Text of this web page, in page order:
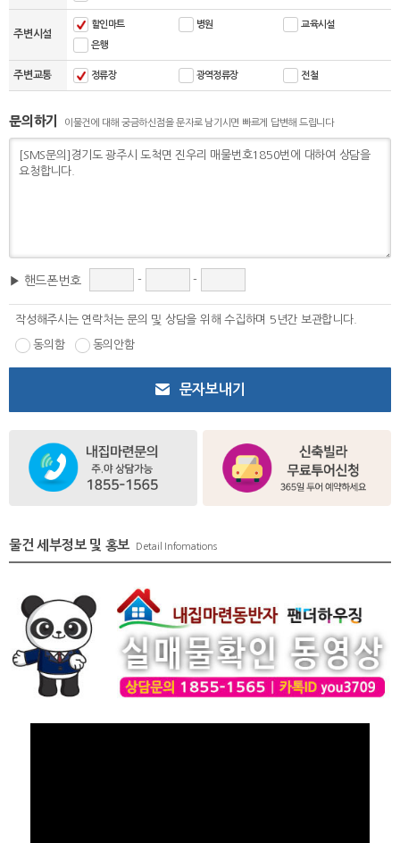
주변시설
할인마트 병원 교육시설
은행
주변교통 정류장 광역정류장 전철
문의하기 이물건에 대해 궁금하신점을 문자로 남기시면 빠르게 답변해 드립니다
▶ 핸드폰번호 - -
작성해주시는 연락처는 문의 및 상담을 위해 수집하며 5년간 보관합니다.
동의함 동의안함
문자보내기
물건 세부정보 및 홍보 Detail Infomations